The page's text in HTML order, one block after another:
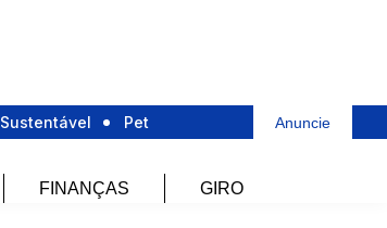
Sustentável Pet Anuncie
FINANÇAS GIRO